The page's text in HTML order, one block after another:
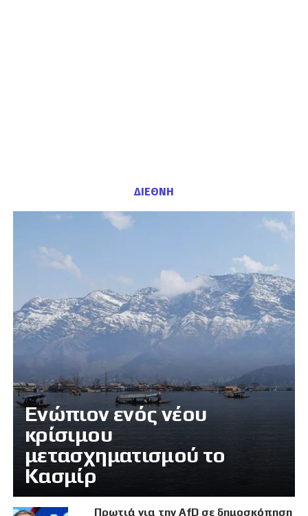
ΔΙΕΘΝΗ
Eνώπιον ενός νέου
κρίσιμου
μετασχηματισμού το
Κασμίρ
Πρωτιά για την AfD σε δημοσκόπηση